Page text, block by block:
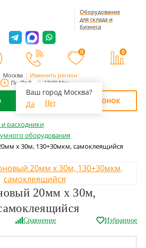
Москва Изменить регион
Ваш город Москва?
Да
Нет
Пн-Пт 8:00 - 17:00 Мск
Оборудование
для склада и
бизнеса
0 0
ОБРАТНЫЙ ЗВОНОК
расходники
оборудования
х 30м, 130+30мкм, самоклеящийся
20мм х 30м,
Сравнение
Избранное